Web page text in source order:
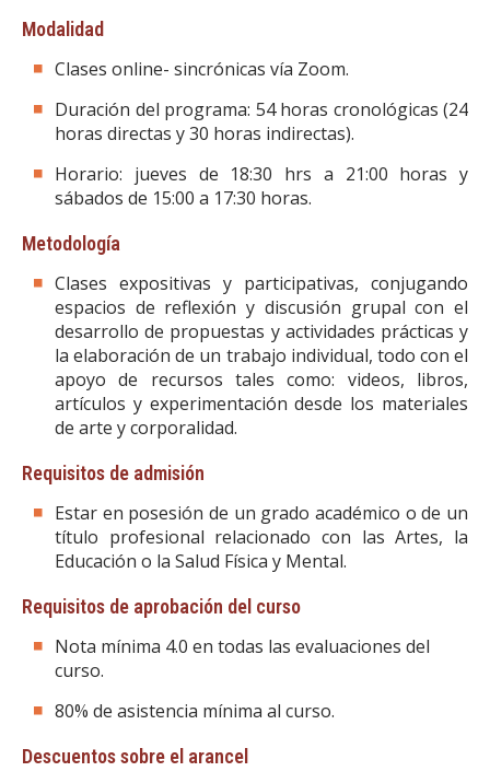
Modalidad
Clases online- sincrónicas vía Zoom.
Duración del programa: 54 horas cronológicas (24
horas directas y 30 horas indirectas).
Horario: jueves de 18:30 hrs a 21:00 horas y
sábados de 15:00 a 17:30 horas.
Metodología
Clases expositivas y participativas, conjugando
espacios de reflexión y discusión grupal con el
desarrollo de propuestas y actividades prácticas y
la elaboración de un trabajo individual, todo con el
apoyo de recursos tales como: videos, libros,
artículos y experimentación desde los materiales
de arte y corporalidad.
Requisitos de admisión
Estar en posesión de un grado académico o de un
título profesional relacionado con las Artes, la
Educación o la Salud Física y Mental.
Requisitos de aprobación del curso
Nota mínima 4.0 en todas las evaluaciones del
curso.
80% de asistencia mínima al curso.
Descuentos sobre el arancel